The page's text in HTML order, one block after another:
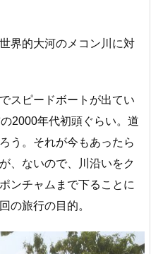
界的大河のメコン川に対
スピードボートが出てい
2000年代初頭ぐらい。道
う。それが今もあったら
、ないので、川沿いをク
ンチャムまで下ることに
の旅行の目的。